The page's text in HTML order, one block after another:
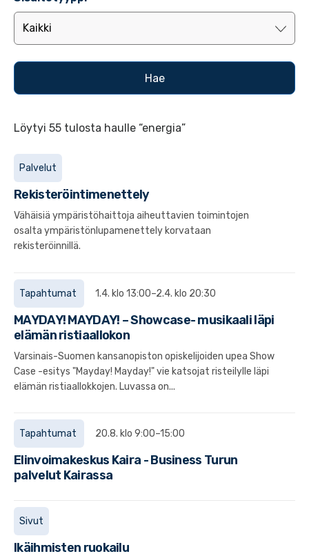
Löytyi 55 tulosta haulle “energia”
Palvelut
Rekisteröintimenettely
Vähäisiä ympäristöhaittoja aiheuttavien toimintojen
osalta ympäristönlupamenettely korvataan
rekisteröinnillä.
Tapahtumat 1.4. klo 13:00–2.4. klo 20:30
MAYDAY! MAYDAY! – Showcase- musikaali läpi
elämän ristiaallokon
Varsinais-Suomen kansanopiston opiskelijoiden upea Show
Case -esitys "Mayday! Mayday!" vie katsojat risteilylle läpi
elämän ristiaallokkojen. Luvassa on...
Tapahtumat 20.8. klo 9:00–15:00
Elinvoimakeskus Kaira - Business Turun
palvelut Kairassa
Sivut
Ikäihmisten ruokailu